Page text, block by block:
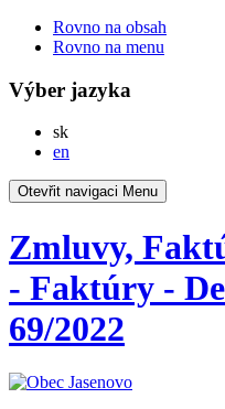
Rovno na obsah
Rovno na menu
Výber jazyka
skSlovensky
en
Otevřit navigaci Menu
Zmluvy,
- Faktúry -
69/2022